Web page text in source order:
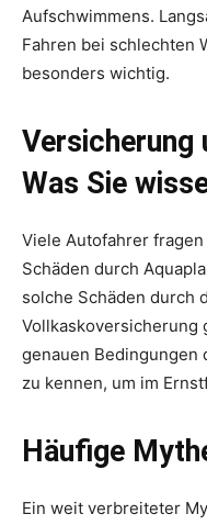
Aufschwimmens.
Fahren bei schlechten
besonders wichtig.
Versicherung
Was Sie
Viele Autofahrer
Schäden durch
solche Schäden durch
Vollkaskoversicherung
genauen Bedingungen
zu kennen, um im
Häufige
Ein weit verbreiteter